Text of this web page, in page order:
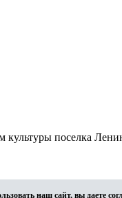
поселка
наш сайт, вы даете